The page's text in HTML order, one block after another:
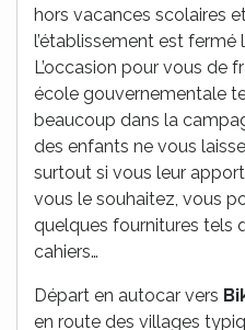
hors vacances scolaires
l’établissement est fermé
L’occasion pour vous de
école gouvernementale
beaucoup dans la
des enfants ne vous
surtout si vous leur
vous le souhaitez, vous
quelques fournitures tels
cahiers…
Départ en autocar vers
en route des villages